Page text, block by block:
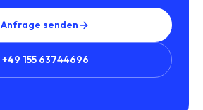
Anfrage senden
+49 155 63744696